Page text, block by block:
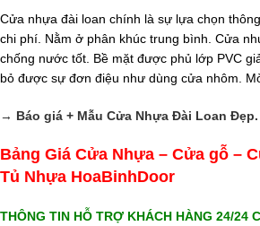
Cửa nhựa đài loan chính là sự lựa chọn
chi phí. Nằm ở phân khúc trung bình. Cửa
chống nước tốt. Bề mặt được phủ lớp PVC
bỏ được sự đơn điệu như dùng cửa nhôm.
→ Báo giá + Mẫu Cửa Nhựa Đài Loan Đẹp.
Bảng Giá Cửa Nhựa – Cửa gỗ –
Tủ Nhựa HoaBinhDoor
THÔNG TIN HỖ TRỢ KHÁCH HÀNG 24/24